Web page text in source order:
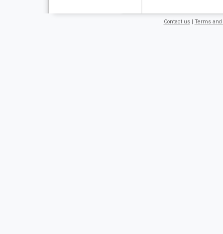
Contact us| Terms